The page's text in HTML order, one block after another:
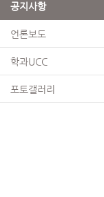
공지사항
언론보도
학과UCC
포토갤러리